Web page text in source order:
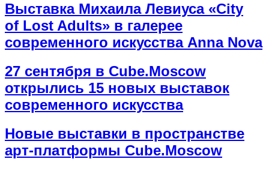
Выставка Михаила Левиуса «City
of Lost Adults» в галерее
современного искусства Anna Nova
27 сентября в Cube.Moscow
открылись 15 новых выставок
современного искусства
Новые выставки в пространстве
арт-платформы Cube.Moscow